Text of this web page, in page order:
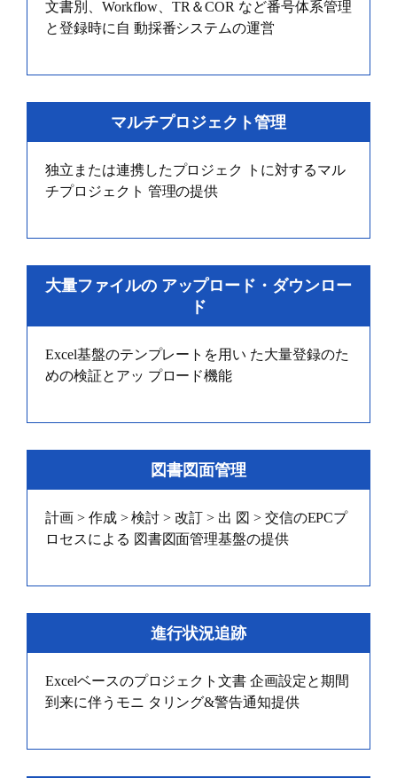
文書別、Workflow、TR＆COR など番号体系管理
と登録時に自 動採番システムの運営
マルチプロジェクト管理
独立または連携したプロジェク トに対するマル
チプロジェクト 管理の提供
大量ファイルの アップロード・ダウンロー
ド
Excel基盤のテンプレートを用い た大量登録のた
めの検証とアッ プロード機能
図書図面管理
計画 > 作成 > 検討 > 改訂 > 出 図 > 交信のEPCプ
ロセスによる 図書図面管理基盤の提供
進行状況追跡
Excelベースのプロジェクト文書 企画設定と期間
到来に伴うモニ タリング&警告通知提供